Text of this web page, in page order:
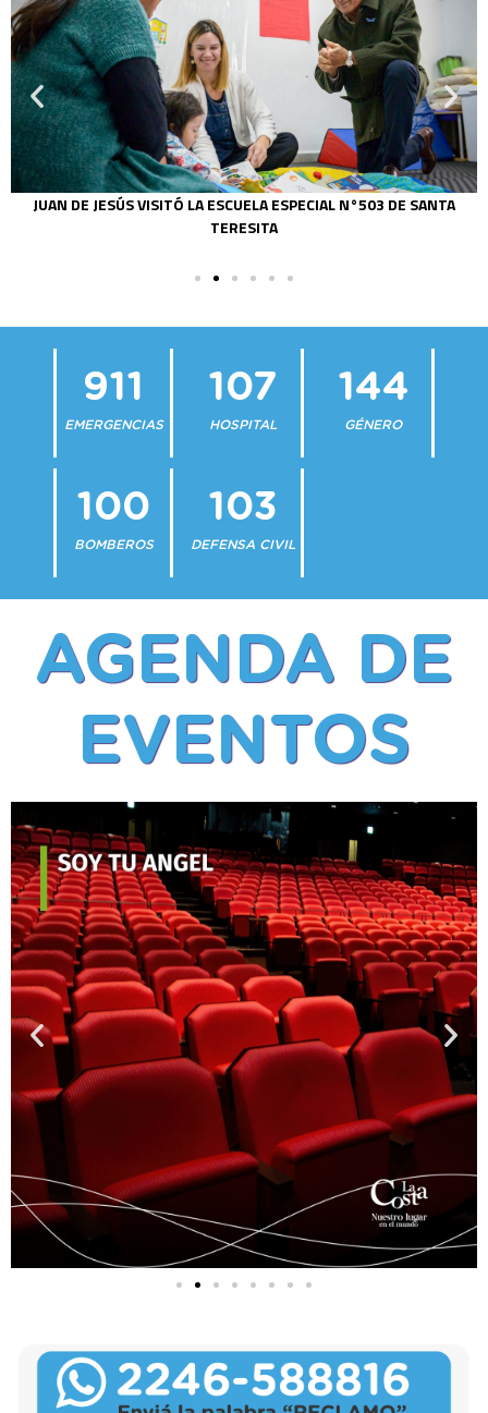
JUAN DE JESÚS VISITÓ LA ESCUELA ESPECIAL N°503 DE SANTA
TERESITA
911
EMERGENCIAS
107
HOSPITAL
144
GÉNERO
100
BOMBEROS
103
DEFENSA CIVIL
AGENDA DE
EVENTOS